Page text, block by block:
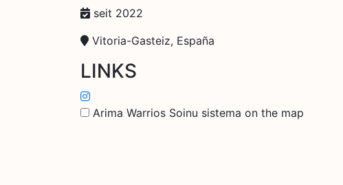
seit 2022
Vitoria-Gasteiz, España
LINKS
Arima Warrios Soinu sistema on the map